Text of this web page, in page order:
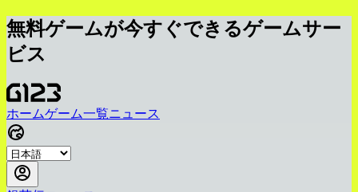
無料ゲームが今すぐできるゲームサー
ビス
ホームゲーム一覧ニュース